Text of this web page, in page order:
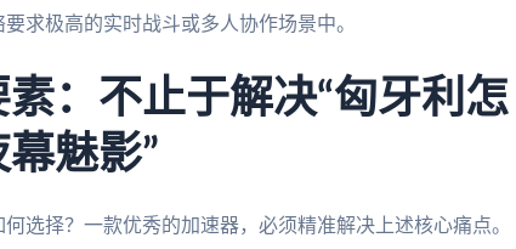
求极高的实时战斗或多人协作场景中。
：不止于解决“匈牙利怎
魅影”
选择？一款优秀的加速器，必须精准解决上述核心痛点。